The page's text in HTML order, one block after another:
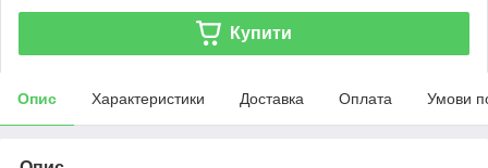
Купити
Опис Характеристики Доставка Оплата Умови